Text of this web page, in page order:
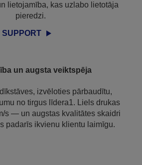
lietojamība, kas uzlabo lietotāja
pieredzi.
SUPPORT
un augsta veiktspēja
izvēloties pārbaudītu,
no tirgus līdera1. Liels drukas
s — un augstas kvalitātes skaidri
padarīs ikvienu klientu laimīgu.